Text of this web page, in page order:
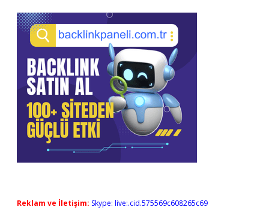
Reklam ve İletişim: Skype: live:.cid.575569c608265c69